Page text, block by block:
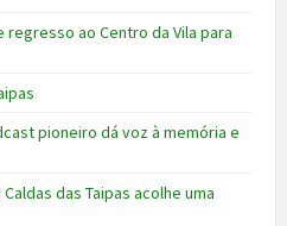
regresso ao Centro da Vila para
pioneiro dá voz à memória e
das Taipas acolhe uma